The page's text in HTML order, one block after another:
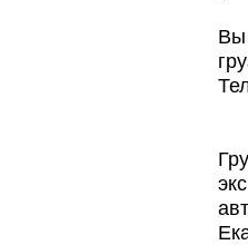
Вы